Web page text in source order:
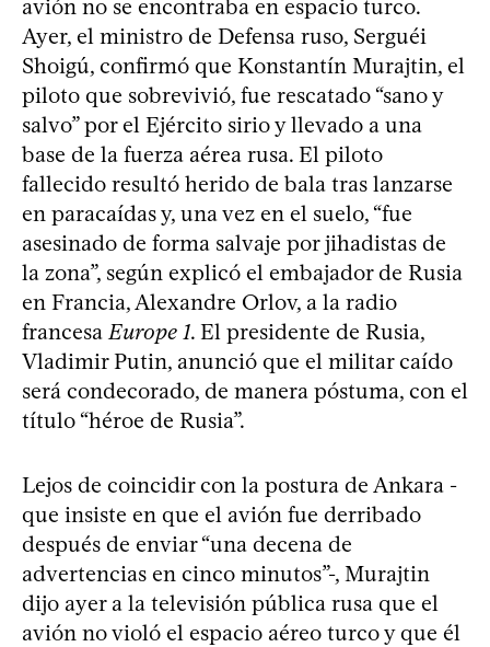
avión no se encontraba en espacio turco.
Ayer, el ministro de Defensa ruso, Serguéi
Shoigú, confirmó que Konstantín Murajtin, el
piloto que sobrevivió, fue rescatado “sano y
salvo” por el Ejército sirio y llevado a una
base de la fuerza aérea rusa. El piloto
fallecido resultó herido de bala tras lanzarse
en paracaídas y, una vez en el suelo, “fue
asesinado de forma salvaje por jihadistas de
la zona”, según explicó el embajador de Rusia
en Francia, Alexandre Orlov, a la radio
francesa Europe 1. El presidente de Rusia,
Vladimir Putin, anunció que el militar caído
será condecorado, de manera póstuma, con el
título “héroe de Rusia”.
Lejos de coincidir con la postura de Ankara -
que insiste en que el avión fue derribado
después de enviar “una decena de
advertencias en cinco minutos”-, Murajtin
dijo ayer a la televisión pública rusa que el
avión no violó el espacio aéreo turco y que él